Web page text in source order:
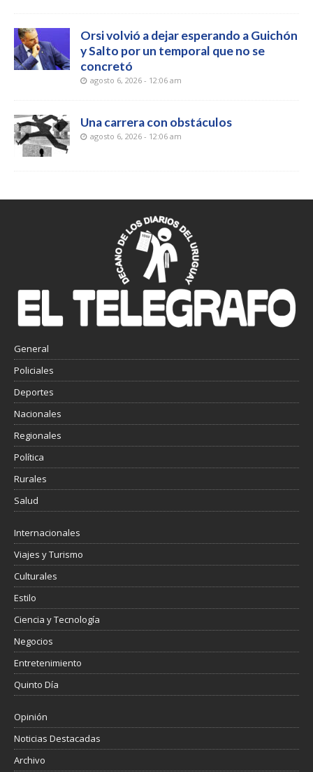
Orsi volvió a dejar esperando a Guichón
y Salto por un temporal que no se
concretó
agosto 6, 2026 - 12:06 am
Una carrera con obstáculos
agosto 6, 2026 - 12:06 am
General
Policiales
Deportes
Nacionales
Regionales
Política
Rurales
Salud
Internacionales
Viajes y Turismo
Culturales
Estilo
Ciencia y Tecnología
Negocios
Entretenimiento
Quinto Día
Opinión
Noticias Destacadas
Archivo